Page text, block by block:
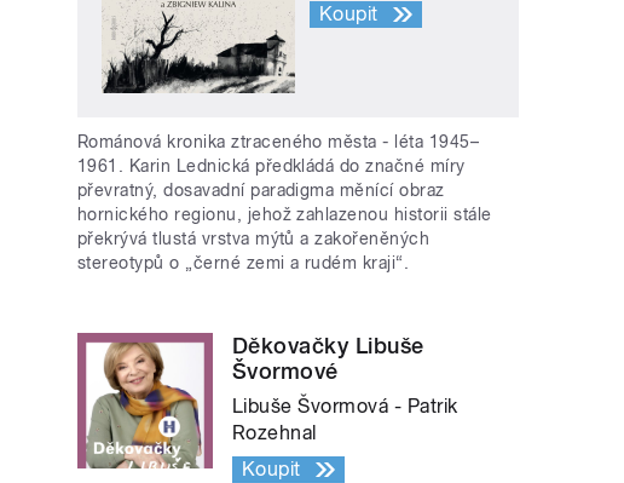
Koupit
Románová kronika ztraceného města - léta 1945–
1961. Karin Lednická předkládá do značné míry
převratný, dosavadní paradigma měnící obraz
hornického regionu, jehož zahlazenou historii stále
překrývá tlustá vrstva mýtů a zakořeněných
stereotypů o „černé zemi a rudém kraji“.
Děkovačky Libuše
Švormové
Libuše Švormová - Patrik
Rozehnal
Koupit